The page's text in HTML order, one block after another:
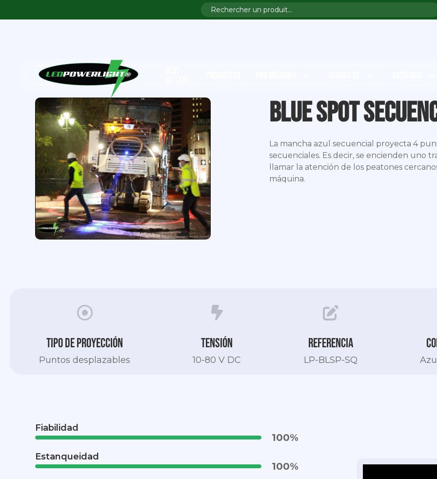
Blue Spot
La mancha azul secuencial proyecta 4
secuenciales. Es decir, se encienden uno
llamar la atención de los peatones
máquina.
Tipo de proyección
Puntos desplazables
Tensión
10-80 V DC
Referencia
LP-BLSP-SQ
Fiabilidad
100%
Estanqueidad
100%